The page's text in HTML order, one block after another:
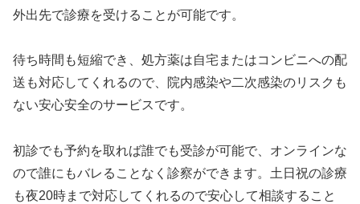
外出先で診療を受けることが可能です。
待ち時間も短縮でき、処方薬は自宅またはコンビニへの配
送も対応してくれるので、院内感染や二次感染のリスクも
ない安心安全のサービスです。
初診でも予約を取れば誰でも受診が可能で、オンラインな
ので誰にもバレることなく診察ができます。土日祝の診療
も夜20時まで対応してくれるので安心して相談すること